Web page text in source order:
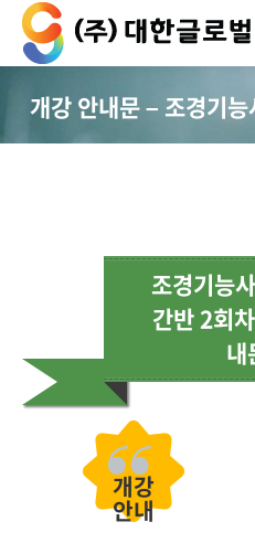
개강 안내문 – 조경기현재
조경기능
간반 2회
내
개강
안내